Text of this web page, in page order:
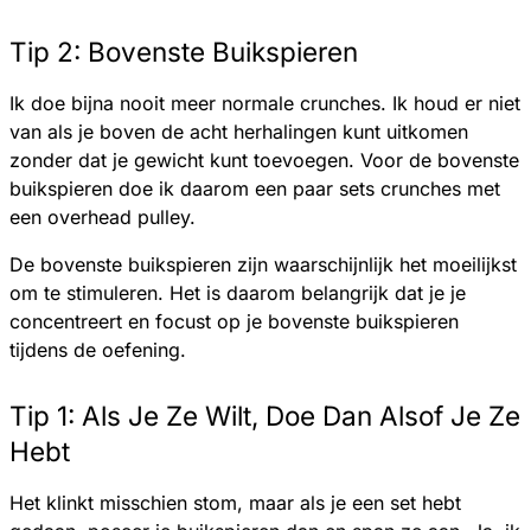
Tip 2: Bovenste Buikspieren
Ik doe bijna nooit meer normale crunches. Ik houd er niet
van als je boven de acht herhalingen kunt uitkomen
zonder dat je gewicht kunt toevoegen. Voor de bovenste
buikspieren doe ik daarom een paar sets crunches met
een overhead pulley.
De bovenste buikspieren zijn waarschijnlijk het moeilijkst
om te stimuleren. Het is daarom belangrijk dat je je
concentreert en focust op je bovenste buikspieren
tijdens de oefening.
Tip 1: Als Je Ze Wilt, Doe Dan Alsof Je Ze
Hebt
Het klinkt misschien stom, maar als je een set hebt